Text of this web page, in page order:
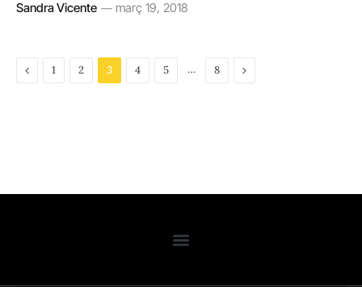
Sandra Vicente març 19, 2018
Previous
1 2 3 4 5 … 8 Next